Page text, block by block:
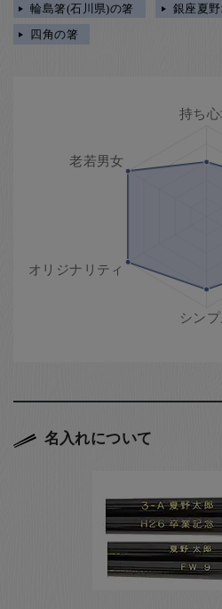
輪島箸(石川県)の箸
銀座夏
四角の箸
名入れについて